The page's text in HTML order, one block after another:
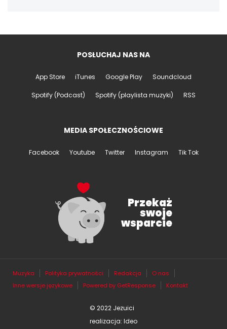
POSŁUCHAJ NAS NA
App Store iTunes Google Play Soundcloud
Spotify (Podcast) Spotify (playlista muzyki) RSS
MEDIA SPOŁECZNOŚCIOWE
Facebook Youtube Twitter Instagram Tik Tok
Przekaż
swoje
wsparcie
© 2022 Jezuici
realizacja: Ideo
Muzyka Polityka prywatności Redakcja
O nas
Inne wersje językowe
Powered by GetResponse Kontakt